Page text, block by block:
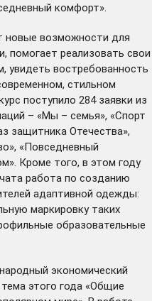
комфорт».
новые возможности для
реализовать свои
увидеть востребованность
стильном
поступило 284 заявки из
– «Мы – семья», «Спорт
защитника Отечества»,
«Повседневный
Кроме того, в этом году
работа по созданию
адаптивной одежды:
маркировку таких
образовательные
экономический
этого года «Общие